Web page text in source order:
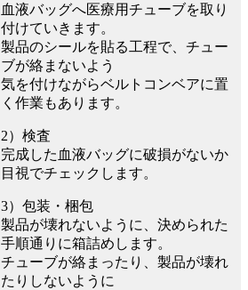
血液バッグへ医療用チューブを取り
付けていきます。
製品のシールを貼る工程で、チュー
ブが絡まないよう
気を付けながらベルトコンベアに置
く作業もあります。
2）検査
完成した血液バッグに破損がないか
目視でチェックします。
3）包装・梱包
製品が壊れないように、決められた
手順通りに箱詰めします。
チューブが絡まったり、製品が壊れ
たりしないように